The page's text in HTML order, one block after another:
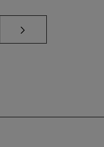
Use TAB para desplazarse.